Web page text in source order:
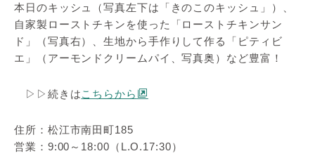
本日のキッシュ（写真左下は「きのこのキッシュ」）、
自家製ローストチキンを使った「ローストチキンサン
ド」（写真右）、生地から手作りして作る「ピティビ
エ」（アーモンドクリームパイ、写真奥）など豊富！
▷▷続きはこちらから
住所：松江市南田町185
営業：9:00～18:00（L.O.17:30）